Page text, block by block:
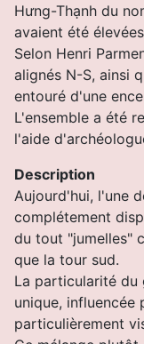
Hưng-Thạnh du
avaient été
Selon Henri
alignés N-S, ainsi
entouré d'une
L'ensemble a été
l'aide
Description
Aujourd'hui, l'une
complétement
du tout "jumelles"
que la tour sud.
La particularité du
unique, influencée
particulièrement